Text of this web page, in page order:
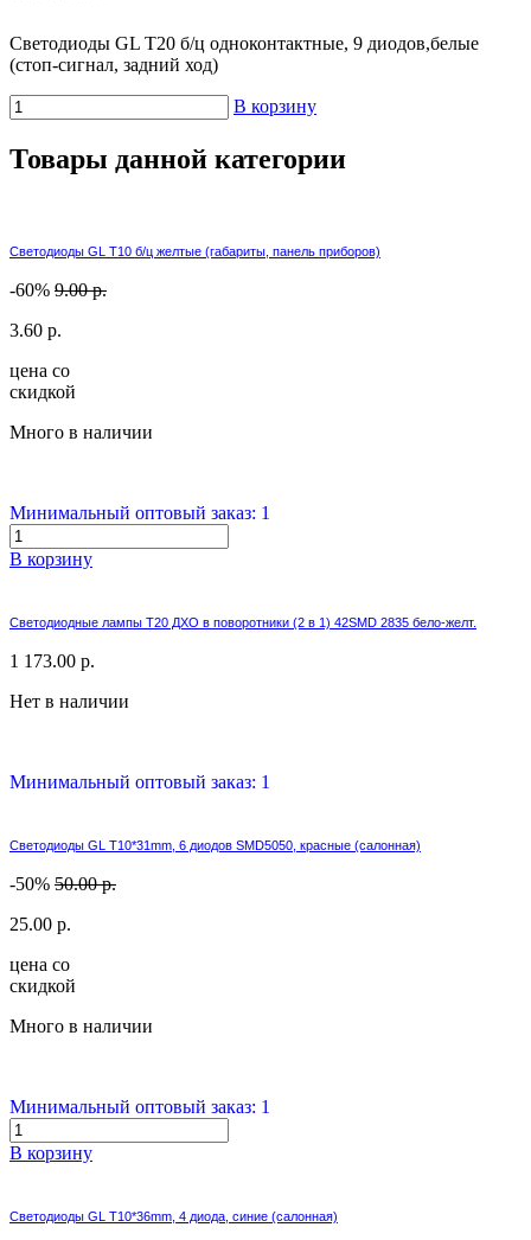
Светодиоды GL T20 б/ц одноконтактные, 9 диодов,белые
(стоп-сигнал, задний ход)
В корзину
Товары данной категории
Светодиоды GL T10 б/ц желтые (габариты, панель приборов)
-60% 9.00 р.
3.60 р.
цена со
скидкой
Много в наличии
Минимальный оптовый заказ: 1
В корзину
Светодиодные лампы T20 ДХО в поворотники (2 в 1) 42SMD 2835 бело-желт.
1 173.00 р.
Нет в наличии
Минимальный оптовый заказ: 1
Светодиоды GL T10*31mm, 6 диодов SMD5050, красные (салонная)
-50% 50.00 р.
25.00 р.
цена со
скидкой
Много в наличии
Минимальный оптовый заказ: 1
В корзину
Светодиоды GL T10*36mm, 4 диода, синие (салонная)